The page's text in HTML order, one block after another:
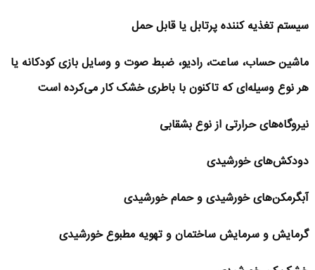
سیستم تغذیه کننده پرتابل یا قابل حمل
ماشین حساب، ساعت، رادیو، ضبط صوت و وسایل بازی کودکانه یا
هر نوع وسیله‌ای که تاکنون با باطری خشک کار می‌کرده‌ است
نیروگاه‌های حرارتی از نوع بشقابی
دودکش‌های خورشیدی
آبگرمکن‌های خورشیدی و حمام خورشیدی
گرمایش و سرمایش ساختمان و تهویه مطبوع خورشیدی